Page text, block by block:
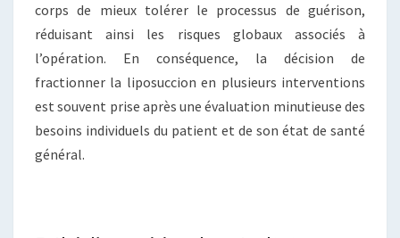
corps de mieux tolérer le processus de guérison,
réduisant ainsi les risques globaux associés à
l’opération. En conséquence, la décision de
fractionner la liposuccion en plusieurs interventions
est souvent prise après une évaluation minutieuse des
besoins individuels du patient et de son état de santé
général.